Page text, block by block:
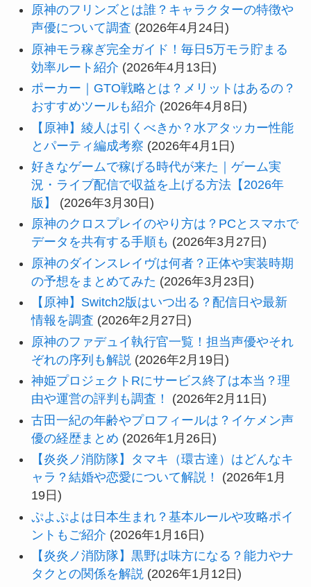
原神のフリンズとは誰？キャラクターの特徴や
声優について調査 (2026年4月24日)
原神モラ稼ぎ完全ガイド！毎日5万モラ貯まる
効率ルート紹介 (2026年4月13日)
ポーカー｜GTO戦略とは？メリットはあるの？
おすすめツールも紹介 (2026年4月8日)
【原神】綾人は引くべきか？水アタッカー性能
とパーティ編成考察 (2026年4月1日)
好きなゲームで稼げる時代が来た｜ゲーム実
況・ライブ配信で収益を上げる方法【2026年
版】
(2026年3月30日)
原神のクロスプレイのやり方は？PCとスマホで
データを共有する手順も (2026年3月27日)
原神のダインスレイヴは何者？正体や実装時期
の予想をまとめてみた (2026年3月23日)
【原神】Switch2版はいつ出る？配信日や最新
情報を調査 (2026年2月27日)
原神のファデュイ執行官一覧！担当声優やそれ
ぞれの序列も解説 (2026年2月19日)
神姫プロジェクトRにサービス終了は本当？理
由や運営の評判も調査！
(2026年2月11日)
古田一紀の年齢やプロフィールは？イケメン声
優の経歴まとめ (2026年1月26日)
【炎炎ノ消防隊】タマキ（環古達）はどんなキ
ャラ？結婚や恋愛について解説！
(2026年1月
19日)
ぷよぷよは日本生まれ？基本ルールや攻略ポイ
ントもご紹介 (2026年1月16日)
【炎炎ノ消防隊】黒野は味方になる？能力やナ
タクとの関係を解説 (2026年1月12日)